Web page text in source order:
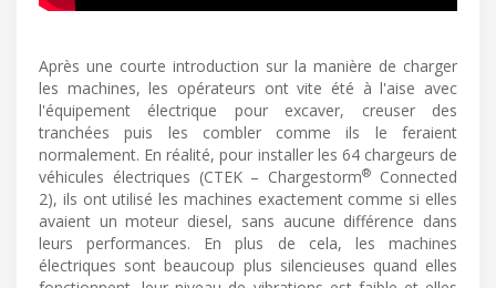
Après une courte introduction sur la manière de charger
les machines, les opérateurs ont vite été à l'aise avec
l'équipement électrique pour excaver, creuser des
tranchées puis les combler comme ils le feraient
normalement. En réalité, pour installer les 64 chargeurs de
véhicules électriques (CTEK – Chargestorm®
Connected
2), ils ont utilisé les machines exactement comme si elles
avaient un moteur diesel, sans aucune différence dans
leurs performances. En plus de cela, les machines
électriques sont beaucoup plus silencieuses quand elles